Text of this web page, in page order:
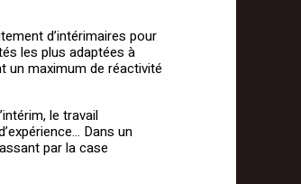
d’intérimaires pour
les plus adaptées à
un maximum de réactivité
le travail
Dans un
par la case